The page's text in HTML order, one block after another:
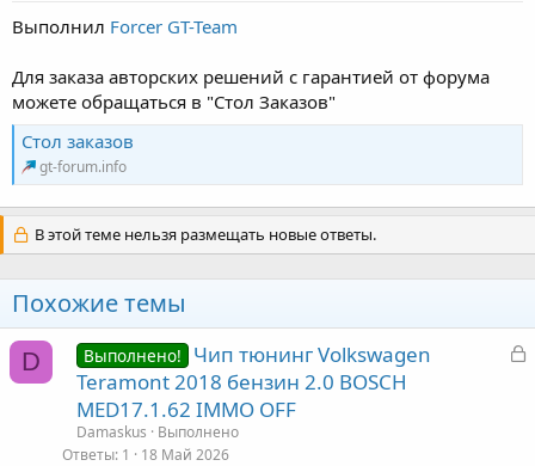
Выполнил Forcer GT-Team
Для заказа авторских решений с гарантией от форума
можете обращаться в "Стол Заказов"
Стол заказов
gt-forum.info
В этой теме нельзя размещать новые ответы.
Похожие темы
D
З
Выполнено!
Чип тюнинг Volkswagen
Teramont 2018 бензин 2.0 BOSCH
MED17.1.62 IMMO OFF
Damaskus
Выполнено
Ответы 1 18 Май 2026